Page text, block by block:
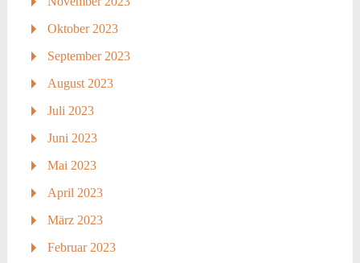
Oktober 2023
September 2023
August 2023
Juli 2023
Juni 2023
Mai 2023
April 2023
März 2023
Februar 2023